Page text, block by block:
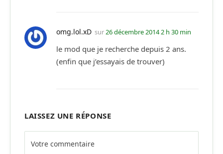
omg.lol.xD sur26 décembre 2014 2 h 30 min
le mod que je recherche depuis 2 ans.
(enfin que j’essayais de trouver)
LAISSEZ UNE RÉPONSE